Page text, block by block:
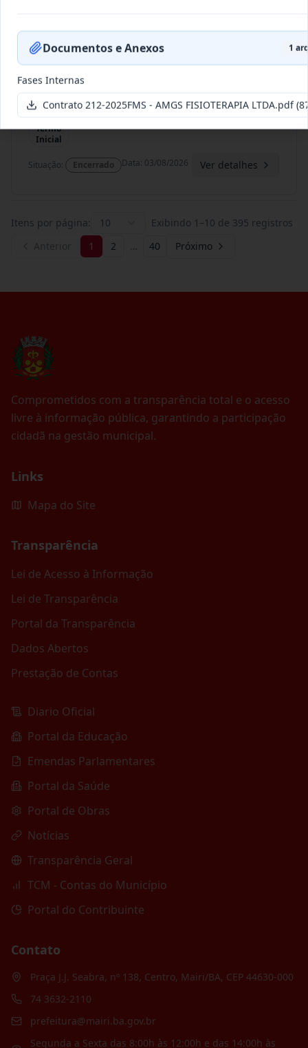
Situação: Encerrado Data:03/08/2026 Ver detalhes
2023
Termo
Inicial
prestação de serviços de...
Situação: Encerrado Data: 03/08/2026 Ver detalhes
Itens por página: 10 Exibindo 1 –10 de 395 registros
1 2 … 40 Próximo
Comprometidos com a transparência total e o acesso
livre à informação pública, garantindo a participação
cidadã na gestão municipal.
Links
Mapa do Site
Transparência
Lei de Acesso à Informação
Lei de Transparência
Portal da Transparência
Dados Abertos
Prestação de Contas
Diario Oficial
Portal da Educação
Emendas Parlamentares
Portal da Saúde
Portal de Obras
Notícias
Transparência Geral
TCM - Contas do Município
Portal do Contribuinte
Contato
Praça J.J. Seabra, nº 138, Centro, Mairi/BA, CEP 44630-000
74 3632-2110
prefeitura@mairi.ba.gov.br
Segunda a Sexta das 8:00h às 12:00h e das 14:00h às
Documentos e Anexos 1
Fases Internas
Contrato 212-2025FMS - AMGS FISIOTERAPIA LTDA.pdf